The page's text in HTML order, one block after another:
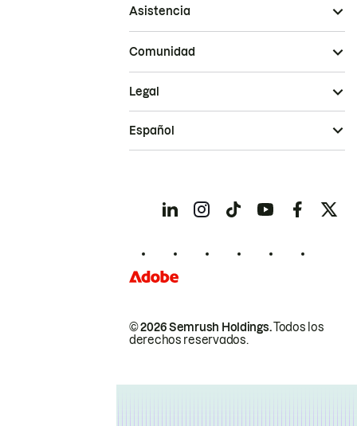
Asistencia
Comunidad
© 2026 Semrush Holdings.Todos los
derechos reservados.
Legal
Español